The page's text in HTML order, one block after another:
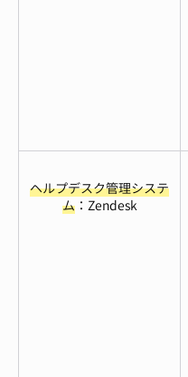
ヘルプデスク管理システ
ム：Zendesk